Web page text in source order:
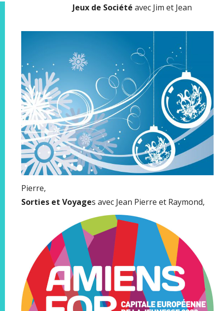
Jeux de Société avec Jim et Jean
Pierre,
Sorties et Voyages avec Jean Pierre et Raymond,